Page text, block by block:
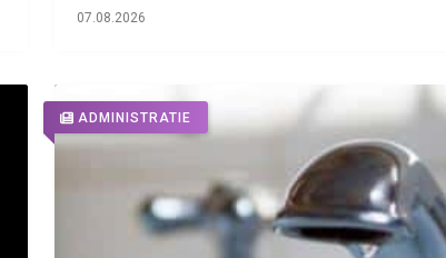
07.08.2026
ADMINISTRATIE